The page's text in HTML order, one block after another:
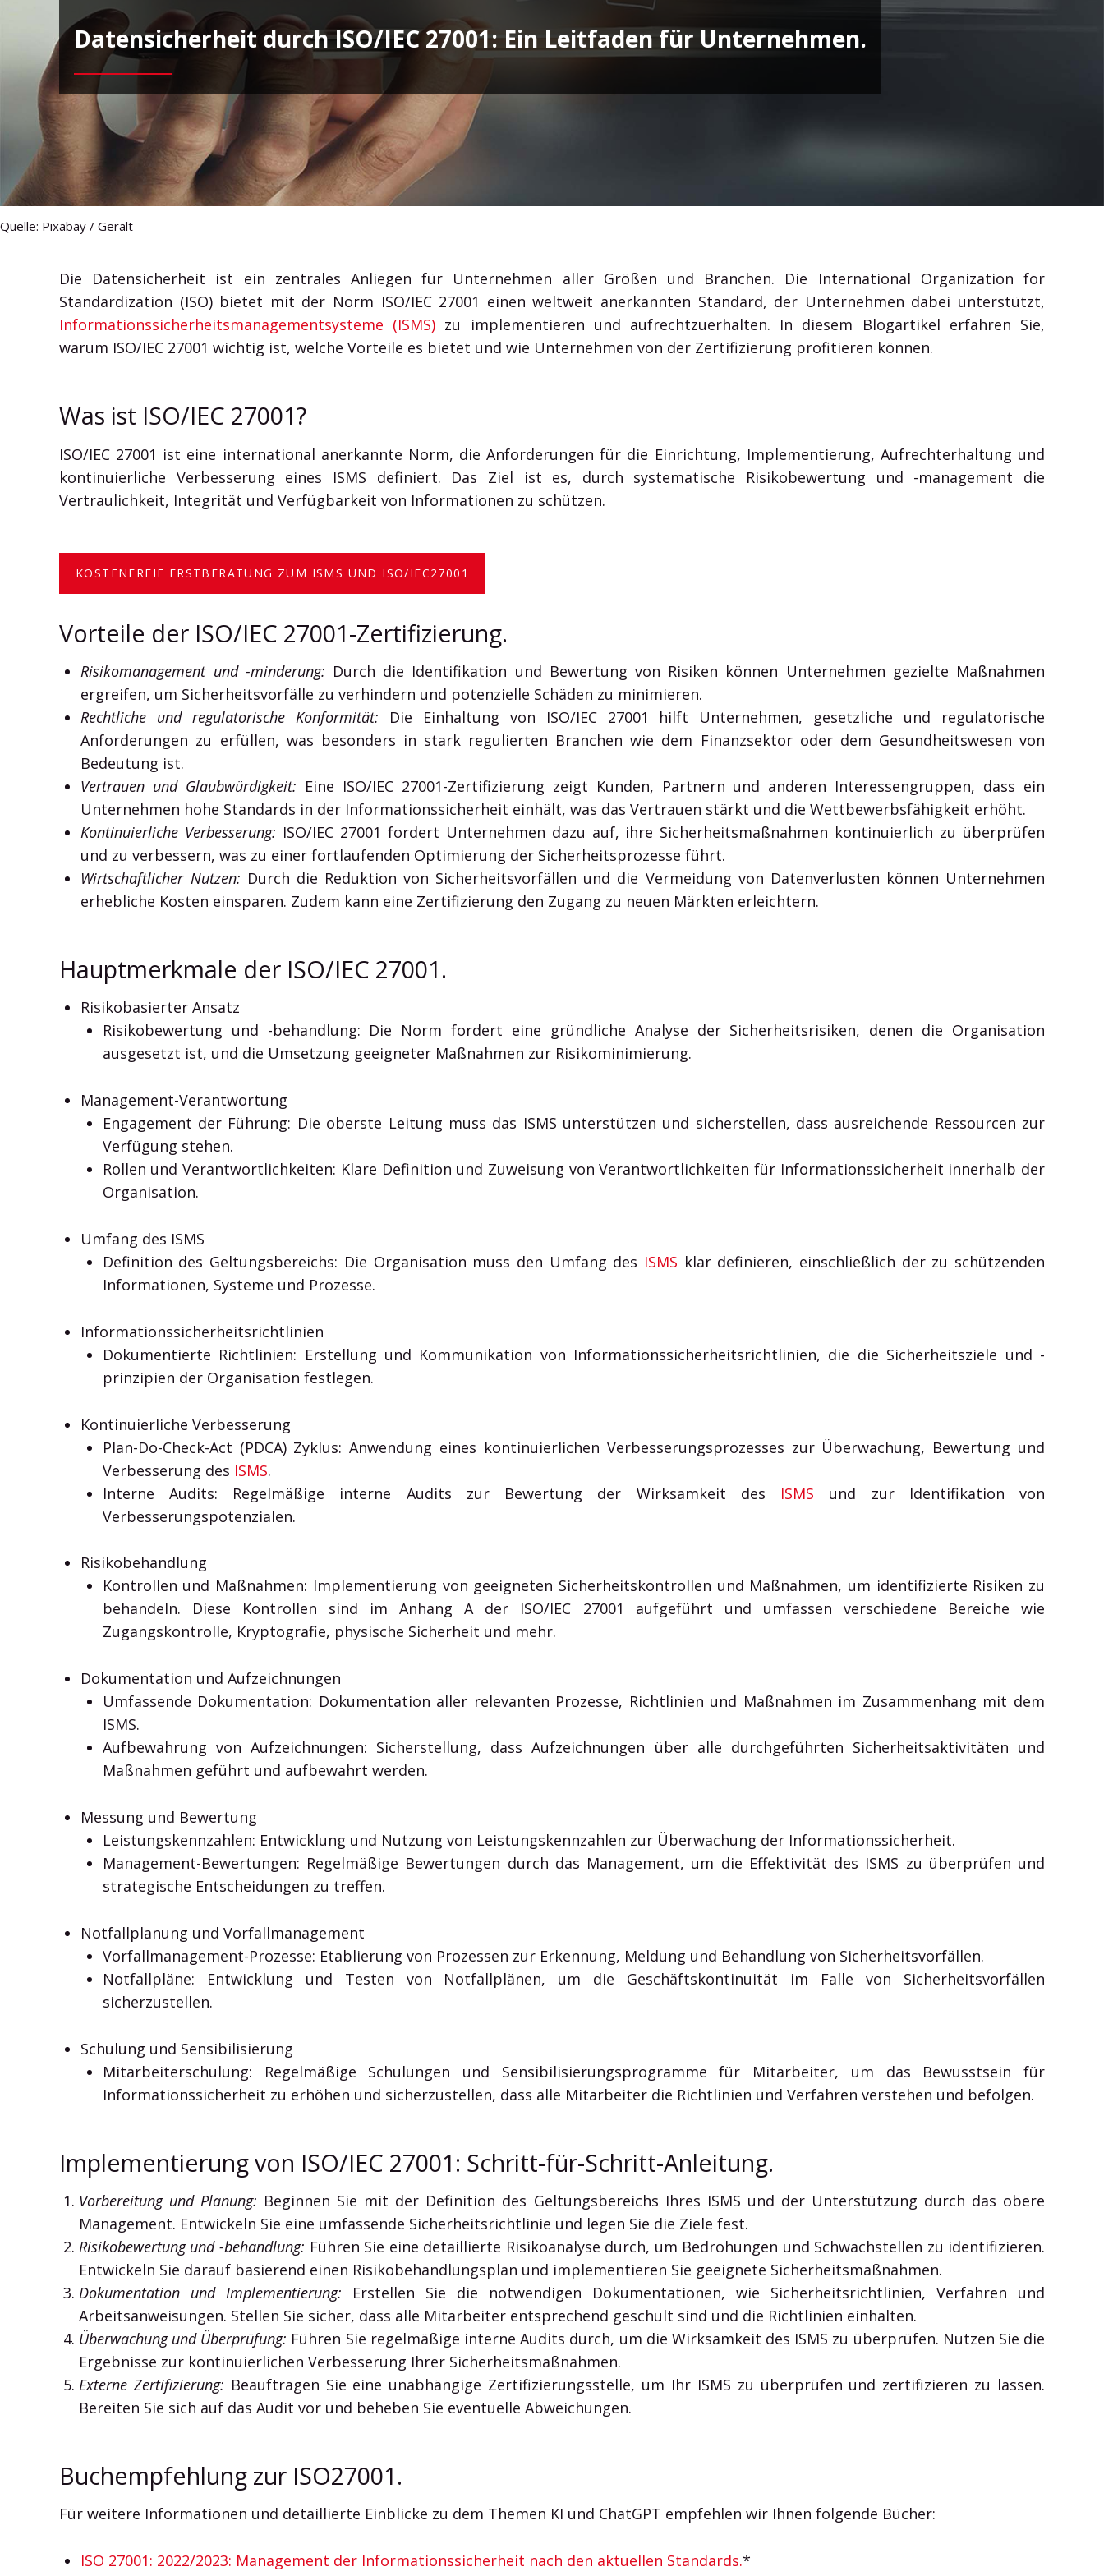
Generation machen – vernetzt, flexibel und integriert
mit Microsoft 365.
HXA Smart Cube
HXA Smart Glas
HXA Sparo App
HXA Room Booking App
HXA Room Booking System
HXA Room Board App
HXA Door Connect App
HXA Room Calendar Display System
HXA Environment Control App
auf Outlook, Word, Excel und Co. & profitieren Sie von
den erstklassigen Office Diensten.
Microsoft Teams
Outlook, Word, Excel und Teams und gewinnen Sie
Zeit für das Wesentliche.
Datensicherheit durch ISO/IEC 27001: Ein Leitfaden für Unternehmen.
Quelle: Pixabay / Geralt
Die Datensicherheit ist ein zentrales Anliegen für Unternehmen aller Größen und Branchen. Die International Organization for
Standardization (ISO) bietet mit der Norm ISO/IEC 27001 einen weltweit anerkannten Standard, der Unternehmen dabei unterstützt,
Informationssicherheitsmanagementsysteme (ISMS) zu implementieren und aufrechtzuerhalten. In diesem Blogartikel erfahren Sie,
warum ISO/IEC 27001 wichtig ist, welche Vorteile es bietet und wie Unternehmen von der Zertifizierung profitieren können.
Was ist ISO/IEC 27001?
ISO/IEC 27001 ist eine international anerkannte Norm, die Anforderungen für die Einrichtung, Implementierung, Aufrechterhaltung und
kontinuierliche Verbesserung eines ISMS definiert. Das Ziel ist es, durch systematische Risikobewertung und -management die
Vertraulichkeit, Integrität und Verfügbarkeit von Informationen zu schützen.
KOSTENFREIE ERSTBERATUNG ZUM ISMS UND ISO/IEC27001
Vorteile der ISO/IEC 27001-Zertifizierung.
Risikomanagement und -minderung: Durch die Identifikation und Bewertung von Risiken können Unternehmen gezielte Maßnahmen
ergreifen, um Sicherheitsvorfälle zu verhindern und potenzielle Schäden zu minimieren.
Rechtliche und regulatorische Konformität: Die Einhaltung von ISO/IEC 27001 hilft Unternehmen, gesetzliche und regulatorische
Anforderungen zu erfüllen, was besonders in stark regulierten Branchen wie dem Finanzsektor oder dem Gesundheitswesen von
Bedeutung ist.
Vertrauen und Glaubwürdigkeit: Eine ISO/IEC 27001-Zertifizierung zeigt Kunden, Partnern und anderen Interessengruppen, dass ein
Unternehmen hohe Standards in der Informationssicherheit einhält, was das Vertrauen stärkt und die Wettbewerbsfähigkeit erhöht.
Kontinuierliche Verbesserung: ISO/IEC 27001 fordert Unternehmen dazu auf, ihre Sicherheitsmaßnahmen kontinuierlich zu überprüfen
und zu verbessern, was zu einer fortlaufenden Optimierung der Sicherheitsprozesse führt.
Wirtschaftlicher Nutzen: Durch die Reduktion von Sicherheitsvorfällen und die Vermeidung von Datenverlusten können Unternehmen
erhebliche Kosten einsparen. Zudem kann eine Zertifizierung den Zugang zu neuen Märkten erleichtern.
Hauptmerkmale der ISO/IEC 27001.
Risikobasierter Ansatz
Risikobewertung und -behandlung: Die Norm fordert eine gründliche Analyse der Sicherheitsrisiken, denen die Organisation
ausgesetzt ist, und die Umsetzung geeigneter Maßnahmen zur Risikominimierung.
Management-Verantwortung
Engagement der Führung: Die oberste Leitung muss das ISMS unterstützen und sicherstellen, dass ausreichende Ressourcen zur
Verfügung stehen.
Rollen und Verantwortlichkeiten: Klare Definition und Zuweisung von Verantwortlichkeiten für Informationssicherheit innerhalb der
Organisation.
Umfang des ISMS
Definition des Geltungsbereichs: Die Organisation muss den Umfang des ISMS klar definieren, einschließlich der zu schützenden
Informationen, Systeme und Prozesse.
Informationssicherheitsrichtlinien
Dokumentierte Richtlinien: Erstellung und Kommunikation von Informationssicherheitsrichtlinien, die die Sicherheitsziele und -
prinzipien der Organisation festlegen.
Kontinuierliche Verbesserung
Plan-Do-Check-Act (PDCA) Zyklus: Anwendung eines kontinuierlichen Verbesserungsprozesses zur Überwachung, Bewertung und
Verbesserung des ISMS.
Interne Audits: Regelmäßige interne Audits zur Bewertung der Wirksamkeit des ISMS und zur Identifikation von
Verbesserungspotenzialen.
Risikobehandlung
Kontrollen und Maßnahmen: Implementierung von geeigneten Sicherheitskontrollen und Maßnahmen, um identifizierte Risiken zu
behandeln. Diese Kontrollen sind im Anhang A der ISO/IEC 27001 aufgeführt und umfassen verschiedene Bereiche wie
Zugangskontrolle, Kryptografie, physische Sicherheit und mehr.
Dokumentation und Aufzeichnungen
Umfassende Dokumentation: Dokumentation aller relevanten Prozesse, Richtlinien und Maßnahmen im Zusammenhang mit dem
ISMS.
Aufbewahrung von Aufzeichnungen: Sicherstellung, dass Aufzeichnungen über alle durchgeführten Sicherheitsaktivitäten und
Maßnahmen geführt und aufbewahrt werden.
Messung und Bewertung
Leistungskennzahlen: Entwicklung und Nutzung von Leistungskennzahlen zur Überwachung der Informationssicherheit.
Management-Bewertungen: Regelmäßige Bewertungen durch das Management, um die Effektivität des ISMS zu überprüfen und
strategische Entscheidungen zu treffen.
Notfallplanung und Vorfallmanagement
Vorfallmanagement-Prozesse: Etablierung von Prozessen zur Erkennung, Meldung und Behandlung von Sicherheitsvorfällen.
Notfallpläne: Entwicklung und Testen von Notfallplänen, um die Geschäftskontinuität im Falle von Sicherheitsvorfällen
sicherzustellen.
Schulung und Sensibilisierung
Mitarbeiterschulung: Regelmäßige Schulungen und Sensibilisierungsprogramme für Mitarbeiter, um das Bewusstsein für
Informationssicherheit zu erhöhen und sicherzustellen, dass alle Mitarbeiter die Richtlinien und Verfahren verstehen und befolgen.
Implementierung von ISO/IEC 27001: Schritt-für-Schritt-Anleitung.
Vorbereitung und Planung: Beginnen Sie mit der Definition des Geltungsbereichs Ihres ISMS und der Unterstützung durch das obere
Management. Entwickeln Sie eine umfassende Sicherheitsrichtlinie und legen Sie die Ziele fest.
Risikobewertung und -behandlung: Führen Sie eine detaillierte Risikoanalyse durch, um Bedrohungen und Schwachstellen zu identifizieren.
Entwickeln Sie darauf basierend einen Risikobehandlungsplan und implementieren Sie geeignete Sicherheitsmaßnahmen.
Dokumentation und Implementierung: Erstellen Sie die notwendigen Dokumentationen, wie Sicherheitsrichtlinien, Verfahren und
Arbeitsanweisungen. Stellen Sie sicher, dass alle Mitarbeiter entsprechend geschult sind und die Richtlinien einhalten.
Überwachung und Überprüfung: Führen Sie regelmäßige interne Audits durch, um die Wirksamkeit des ISMS zu überprüfen. Nutzen Sie die
Ergebnisse zur kontinuierlichen Verbesserung Ihrer Sicherheitsmaßnahmen.
Externe Zertifizierung: Beauftragen Sie eine unabhängige Zertifizierungsstelle, um Ihr ISMS zu überprüfen und zertifizieren zu lassen.
Bereiten Sie sich auf das Audit vor und beheben Sie eventuelle Abweichungen.
Buchempfehlung zur ISO27001.
Für weitere Informationen und detaillierte Einblicke zu dem Themen KI und ChatGPT empfehlen wir Ihnen folgende Bücher:
ISO 27001: 2022/2023: Management der Informationssicherheit nach den aktuellen Standards.*